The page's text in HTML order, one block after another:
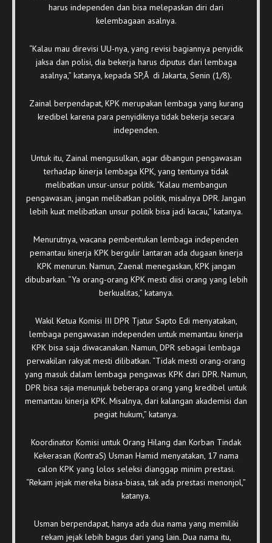
harus independen dan bisa melepaskan diri dari
kelembagaan asalnya.
“Kalau mau direvisi UU-nya, yang revisi bagiannya penyidik
jaksa dan polisi, dia bekerja harus diputus dari lembaga
asalnya,” katanya, kepada SP,Â di Jakarta, Senin (1/8).
Zainal berpendapat, KPK merupakan lembaga yang kurang
kredibel karena para penyidiknya tidak bekerja secara
independen.
Untuk itu, Zainal mengusulkan, agar dibangun pengawasan
terhadap kinerja lembaga KPK, yang tentunya tidak
melibatkan unsur-unsur politik. “Kalau membangun
pengawasan, jangan melibatkan politik, misalnya DPR. Jangan
lebih kuat melibatkan unsur politik bisa jadi kacau,” katanya.
Menurutnya, wacana pembentukan lembaga independen
pemantau kinerja KPK bergulir lantaran ada dugaan kinerja
KPK menurun. Namun, Zaenal menegaskan, KPK jangan
dibubarkan. “Ya orang-orang KPK mesti diisi orang yang lebih
berkualitas,” katanya.
Wakil Ketua Komisi III DPR Tjatur Sapto Edi menyatakan,
lembaga pengawasan independen untuk memantau kinerja
KPK bisa saja diwacanakan. Namun, DPR sebagai lembaga
perwakilan rakyat mesti dilibatkan. “Tidak mesti orang-orang
yang masuk dalam lembaga pengawas KPK dari DPR. Namun,
DPR bisa saja menunjuk beberapa orang yang kredibel untuk
memantau kinerja KPK. Misalnya, dari kalangan akademisi dan
pegiat hukum,” katanya.
Koordinator Komisi untuk Orang Hilang dan Korban Tindak
Kekerasan (KontraS) Usman Hamid menyatakan, 17 nama
calon KPK yang lolos seleksi dianggap minim prestasi.
“Rekam jejak mereka biasa-biasa, tak ada prestasi menonjol,”
katanya.
Usman berpendapat, hanya ada dua nama yang memiliki
rekam jejak lebih bagus dari yang lain. Dua nama itu,